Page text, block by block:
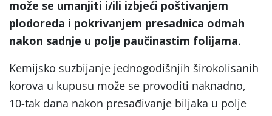
može se umanjiti i/ili izbjeći poštivanjem
plodoreda i pokrivanjem presadnica odmah
nakon sadnje u polje paučinastim folijama.
Kemijsko suzbijanje jednogodišnjih širokolisanih
korova u kupusu može se provoditi naknadno,
10-tak dana nakon presađivanje biljaka u polje